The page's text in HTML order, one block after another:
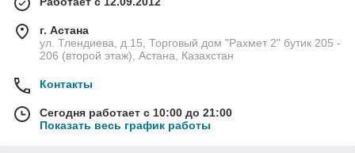
г. Астана
ул. Тлендиева, д.15, Торговый дом "Рахмет 2" бутик 205 -
206 (второй этаж), Астана, Казахстан
Контакты
Сегодня работает с 10:00 до 21:00
Показать весь график работы